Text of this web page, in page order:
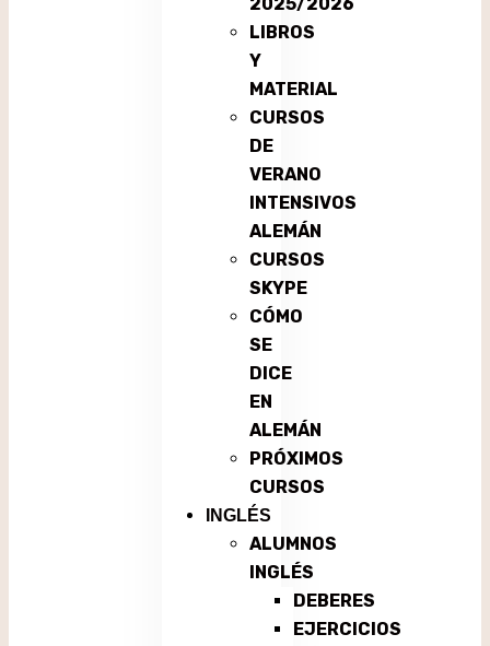
LIBROS
Y
MATERIAL
CURSOS
DE
VERANO
INTENSIVOS
ALEMÁN
CURSOS
SKYPE
CÓMO
SE
DICE
EN
ALEMÁN
PRÓXIMOS
CURSOS
INGLÉS
ALUMNOS
INGLÉS
DEBERES
EJERCICIOS